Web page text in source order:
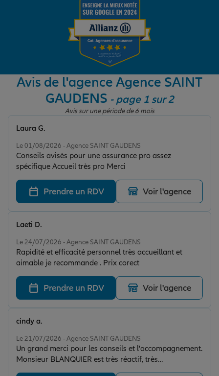
Préparer l’avenir
Le Pack Famille
Garantie des accidents de la vie
Assurance scolaire
Retraite
Tous nos devis d'assurance
Avis de l'agence Agence SAINT
GAUDENS - page 1 sur 2
Avis sur une période de 6 mois
Le 01/08/2026 - Agence SAINT GAUDENS
Conseils avisés pour une assurance pro assez
spécifique Accueil très pro Merci
Laura G.
Prendre un RDV Voir l'agence
Le 24/07/2026 - Agence SAINT GAUDENS
Rapidité et efficacité personnel très accueillant et
aimable je recommande . Prix corect
Laeti D.
Prendre un RDV Voir l'agence
Le 21/07/2026 - Agence SAINT GAUDENS
Un grand merci pour les conseils et l'accompagnement.
Monsieur BLANQUIER est très réactif, très
professionnel et surtout très bien placé au niveau tarif
cindy a.